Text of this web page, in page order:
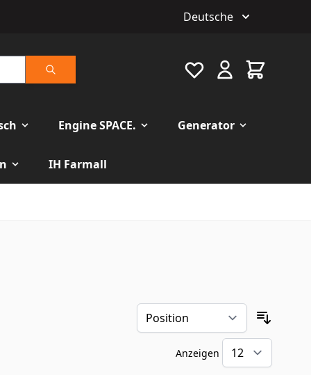
Deutsche
Suche
Favourite Warenkorb
Engine SPACE. Generator
IH Farmall
Anzeigen